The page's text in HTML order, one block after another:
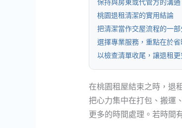
保持與房東或代管方的溝通
桃園退租清潔的實用結論
把清潔當作交屋流程的一部
選擇專業服務，重點在於
以檢查清單收尾，讓退租更
在桃園租屋結束之時，退
把心力集中在打包、搬運
更多的時間處理。若時間